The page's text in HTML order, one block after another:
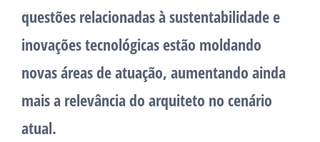
questões relacionadas à sustentabilidade e
inovações tecnológicas estão moldando
novas áreas de atuação, aumentando ainda
mais a relevância do arquiteto no cenário
atual.